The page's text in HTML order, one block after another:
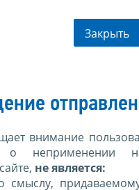
Закрыть
внимание
о неприменении
не является:
смыслу,